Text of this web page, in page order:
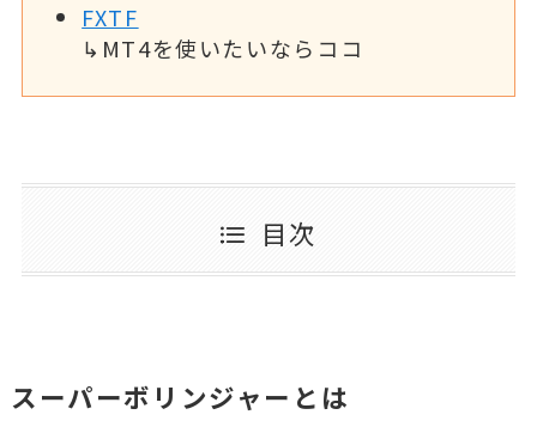
FXTF
↳MT4を使いたいならココ
目次
スーパーボリンジャーとは